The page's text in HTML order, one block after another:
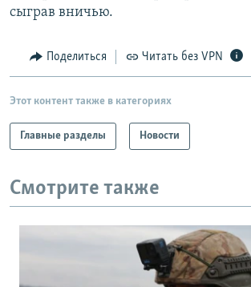
ПОДПИШИТЕСЬ НА РАССЫЛКУ
СОЦИАЛЬНЫЕ СЕТИ
сыграв вничью.
Поделиться Читать без VPN
Этот контент также в категориях
Главные разделы Новости
Смотрите также